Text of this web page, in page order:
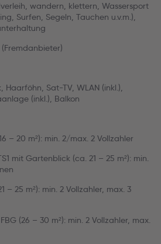
wandern, klettern, Wassersport
Surfen, Segeln, Tauchen u.v.m.),
Sat-TV, WLAN (inkl.),
(inkl.), Balkon
– 20 m²): min. 2/max. 2 Vollzahler
mit Gartenblick (ca. 21 – 25 m²): min.
– 25 m²): min. 2 Vollzahler, max. 3
(26 – 30 m²): min. 2 Vollzahler, max.